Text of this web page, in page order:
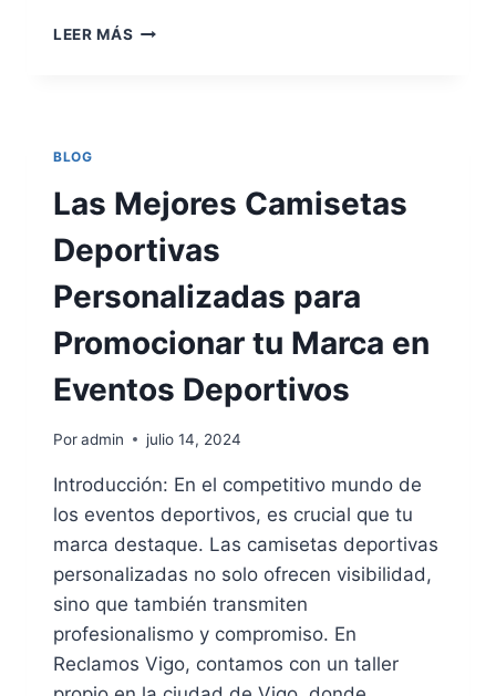
LEER MÁS LAS
MARCA
BLOG
Las Mejores Camisetas
Deportivas
Personalizadas para
Promocionar tu Marca en
Eventos Deportivos
Poradmin julio 14, 2024
Introducción: En el competitivo mundo de
los eventos deportivos, es crucial que tu
marca destaque. Las camisetas deportivas
personalizadas no solo ofrecen visibilidad,
sino que también transmiten
profesionalismo y compromiso. En
Reclamos Vigo, contamos con un taller